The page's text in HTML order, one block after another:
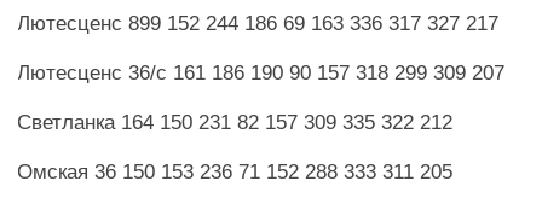
Лютесценс 899 152 244 186 69 163 336 317 327 217
Лютесценс 36/с 161 186 190 90 157 318 299 309 207
Светланка 164 150 231 82 157 309 335 322 212
Омская 36 150 153 236 71 152 288 333 311 205